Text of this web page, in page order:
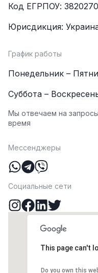
Код ЕГРПОУ:
Юрисдикция:
График работы
Понедельник –
Суббота –
Мы отвечаем на
время
Мессенджеры
Социальные сети
This page can't
Do you own this